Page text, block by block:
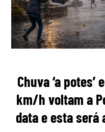
Chuva ‘a
km/h voltam a
data e esta será